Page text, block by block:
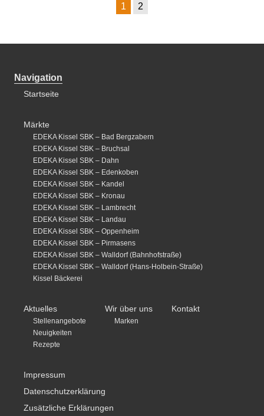
1 2
Navigation
Startseite
Märkte
EDEKA Kissel SBK – Bad Bergzabern
EDEKA Kissel SBK – Bruchsal
EDEKA Kissel SBK – Dahn
EDEKA Kissel SBK – Edenkoben
EDEKA Kissel SBK – Kandel
EDEKA Kissel SBK – Kronau
EDEKA Kissel SBK – Lambrecht
EDEKA Kissel SBK – Landau
EDEKA Kissel SBK – Oppenheim
EDEKA Kissel SBK – Pirmasens
EDEKA Kissel SBK – Walldorf (Bahnhofstraße)
EDEKA Kissel SBK – Walldorf (Hans-Holbein-Straße)
Kissel Bäckerei
Aktuelles
Stellenangebote
Neuigkeiten
Rezepte
Wir über uns
Marken
Kontakt
Impressum
Datenschutzerklärung
Zusätzliche Erklärungen